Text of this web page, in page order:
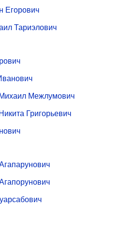
Егорович
Тариэлович
Межлумович
Григорьевич